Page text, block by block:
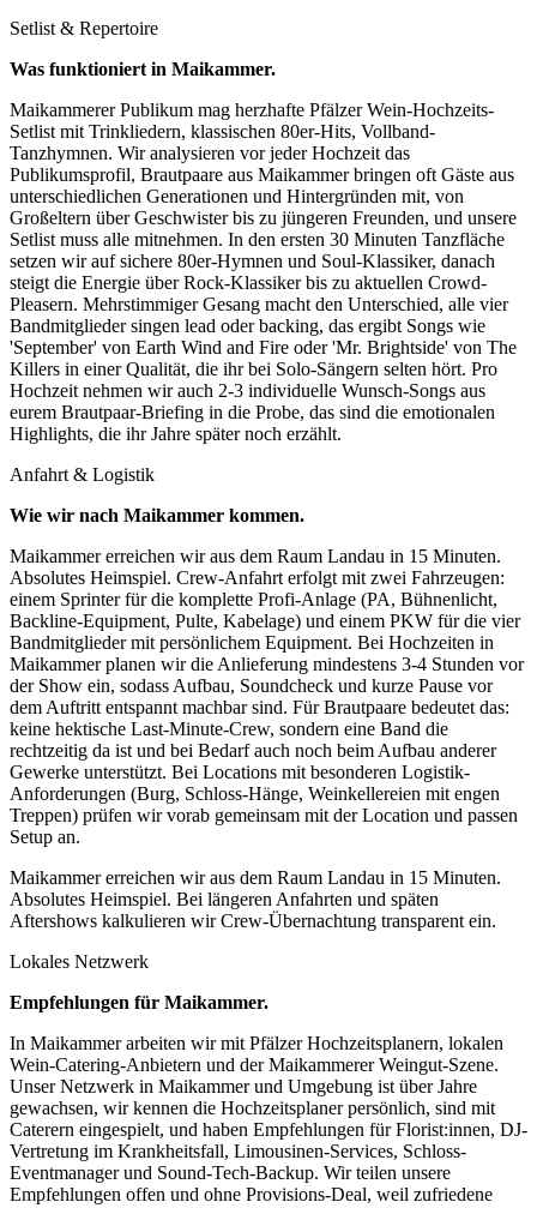
Setlist & Repertoire
Was funktioniert in Maikammer.
Maikammerer Publikum mag herzhafte Pfälzer Wein-Hochzeits-
Setlist mit Trinkliedern, klassischen 80er-Hits, Vollband-
Tanzhymnen. Wir analysieren vor jeder Hochzeit das
Publikumsprofil, Brautpaare aus Maikammer bringen oft Gäste aus
unterschiedlichen Generationen und Hintergründen mit, von
Großeltern über Geschwister bis zu jüngeren Freunden, und unsere
Setlist muss alle mitnehmen. In den ersten 30 Minuten Tanzfläche
setzen wir auf sichere 80er-Hymnen und Soul-Klassiker, danach
steigt die Energie über Rock-Klassiker bis zu aktuellen Crowd-
Pleasern. Mehrstimmiger Gesang macht den Unterschied, alle vier
Bandmitglieder singen lead oder backing, das ergibt Songs wie
'September' von Earth Wind and Fire oder 'Mr. Brightside' von The
Killers in einer Qualität, die ihr bei Solo-Sängern selten hört. Pro
Hochzeit nehmen wir auch 2-3 individuelle Wunsch-Songs aus
eurem Brautpaar-Briefing in die Probe, das sind die emotionalen
Highlights, die ihr Jahre später noch erzählt.
Anfahrt & Logistik
Wie wir nach Maikammer kommen.
Maikammer erreichen wir aus dem Raum Landau in 15 Minuten.
Absolutes Heimspiel. Crew-Anfahrt erfolgt mit zwei Fahrzeugen:
einem Sprinter für die komplette Profi-Anlage (PA, Bühnenlicht,
Backline-Equipment, Pulte, Kabelage) und einem PKW für die vier
Bandmitglieder mit persönlichem Equipment. Bei Hochzeiten in
Maikammer planen wir die Anlieferung mindestens 3-4 Stunden vor
der Show ein, sodass Aufbau, Soundcheck und kurze Pause vor
dem Auftritt entspannt machbar sind. Für Brautpaare bedeutet das:
keine hektische Last-Minute-Crew, sondern eine Band die
rechtzeitig da ist und bei Bedarf auch noch beim Aufbau anderer
Gewerke unterstützt. Bei Locations mit besonderen Logistik-
Anforderungen (Burg, Schloss-Hänge, Weinkellereien mit engen
Treppen) prüfen wir vorab gemeinsam mit der Location und passen
Setup an.
Maikammer erreichen wir aus dem Raum Landau in 15 Minuten.
Absolutes Heimspiel. Bei längeren Anfahrten und späten
Aftershows kalkulieren wir Crew-Übernachtung transparent ein.
Lokales Netzwerk
Empfehlungen für Maikammer.
In Maikammer arbeiten wir mit Pfälzer Hochzeitsplanern, lokalen
Wein-Catering-Anbietern und der Maikammerer Weingut-Szene.
Unser Netzwerk in Maikammer und Umgebung ist über Jahre
gewachsen, wir kennen die Hochzeitsplaner persönlich, sind mit
Caterern eingespielt, und haben Empfehlungen für Florist:innen, DJ-
Vertretung im Krankheitsfall, Limousinen-Services, Schloss-
Eventmanager und Sound-Tech-Backup. Wir teilen unsere
Empfehlungen offen und ohne Provisions-Deal, weil zufriedene